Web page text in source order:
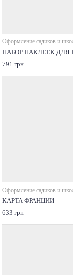
Оформление садиков и
НАБОР НАКЛЕЕК
791 грн
Оформление садиков и
КАРТА ФРАНЦИИ
633 грн